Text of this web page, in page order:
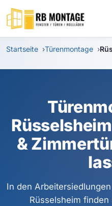
Zum Hauptinhalt springen
Startseite Türenmontage
&
In den
Rüsselsheim